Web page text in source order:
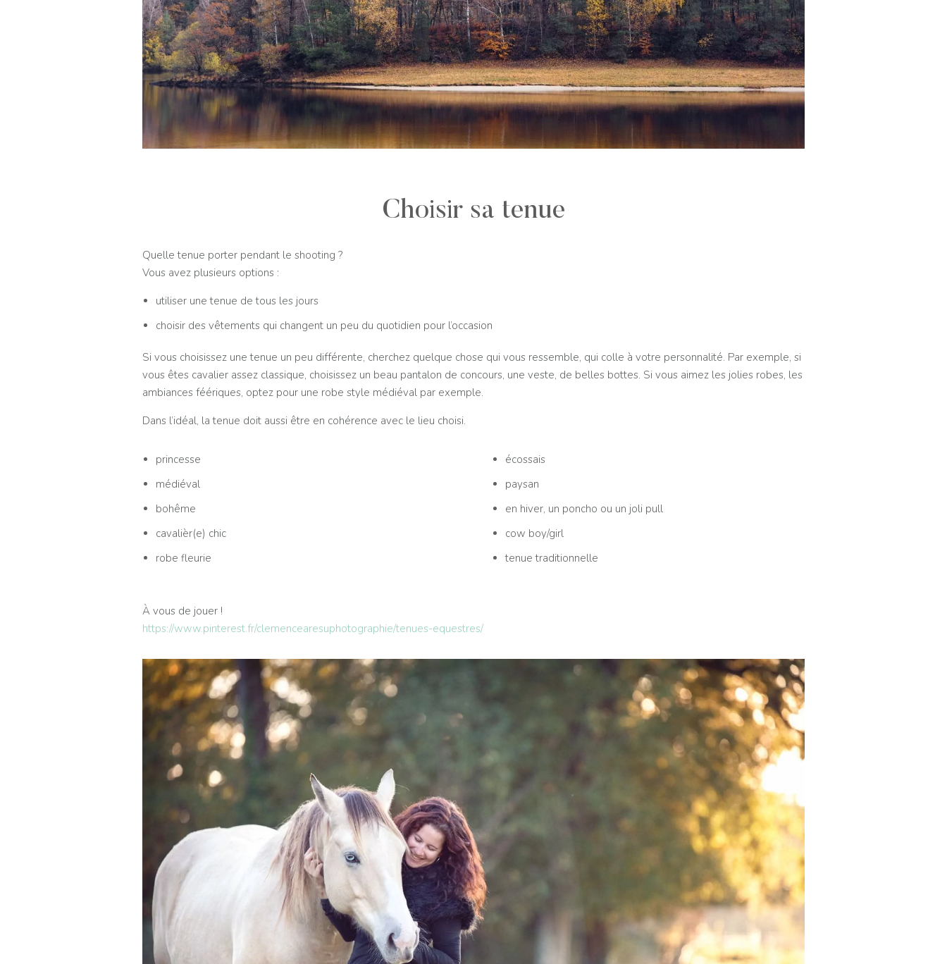
Choisir sa tenue
Quelle tenue porter pendant le shooting ?
Vous avez plusieurs options :
utiliser une tenue de tous les jours
choisir des vêtements qui changent un peu du quotidien pour l’occasion
Si vous choisissez une tenue un peu différente, cherchez quelque chose qui vous ressemble, qui colle à votre personnalité. Par exemple, si
vous êtes cavalier assez classique, choisissez un beau pantalon de concours, une veste, de belles bottes. Si vous aimez les jolies robes, les
ambiances féériques, optez pour une robe style médiéval par exemple.
Dans l’idéal, la tenue doit aussi être en cohérence avec le lieu choisi.
princesse
médiéval
bohême
cavalièr(e) chic
robe fleurie
écossais
paysan
en hiver, un poncho ou un joli pull
cow boy/girl
tenue traditionnelle
À vous de jouer !
https://www.pinterest.fr/clemencearesuphotographie/tenues-equestres/